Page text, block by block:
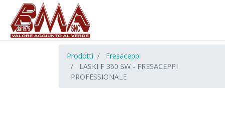
Prodotti
Fresaceppi
LASKI F 360 SW - FRESACEPPI
PROFESSIONALE